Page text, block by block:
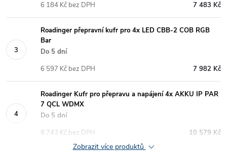
7 483 Kč
6 184 Kč bez DPH
Roadinger přepravní kufr pro 4x LED CBB-2 COB RGB
Bar
Do 5 dní
7 982 Kč
6 597 Kč bez DPH
Roadinger Kufr pro přepravu a napájení 4x AKKU IP PAR
7 QCL WDMX
Do 5 dní
10 579 Kč
8 743 Kč bez DPH
Zobrazit více produktů